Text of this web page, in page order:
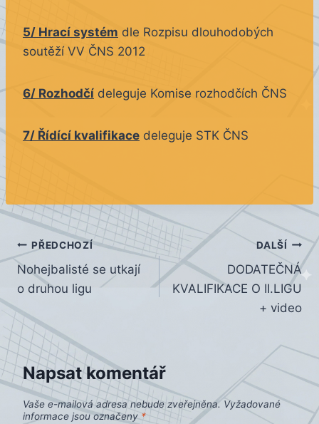
5/ Hrací systém dle Rozpisu dlouhodobých
soutěží VV ČNS 2012
6/ Rozhodčí deleguje Komise rozhodčích ČNS
7/ Řídící kvalifikace deleguje STK ČNS
Navigace
pro
příspěvek
PŘEDCHOZÍ
Nohejbalisté se utkají
o druhou ligu
DALŠÍ
DODATEČNÁ
KVALIFIKACE O II.LIGU
+ video
Napsat komentář
Vaše e-mailová adresa nebude zveřejněna. Vyžadované
informace jsou označeny*